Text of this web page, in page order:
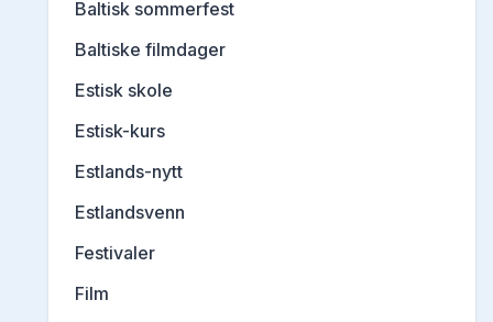
Baltisk sommerfest
Baltiske filmdager
Estisk skole
Estisk-kurs
Estlands-nytt
Estlandsvenn
Festivaler
Film